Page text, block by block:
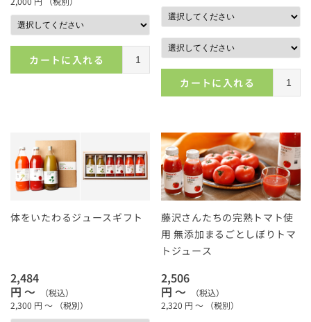
カートに入れる
カートに入れる
体をいたわるジュースギフト
2,484
円 ～
（税込）
2,300 円 ～ （税別）
藤沢さんたちの完熟トマト使
用 無添加まるごとしぼりトマ
トジュース
2,506
円 ～
（税込）
2,320 円 ～ （税別）